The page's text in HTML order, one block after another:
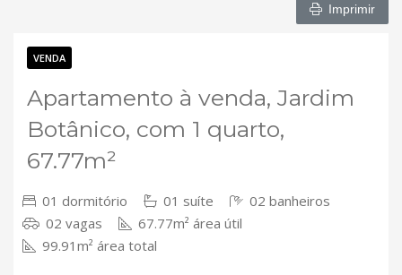
Contato
Imprimir
VENDA
Apartamento à venda, Jardim
Botânico, com 1 quarto,
67.77m²
01 dormitório 01 suíte
02 banheiros
02 vagas
67.77m² área útil
99.91m² área total